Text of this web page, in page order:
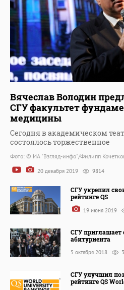
Вячеслав Володин
СГУ факультет
медицины
Сегодня в академическом
состоялось торжественное
Фото: © ИА "Взгляд-инфо"/Филипп
20 декабря 2019 9814
СГУ укрепил
рейтинге QS
19 июня 2019
СГУ приглашает
абитуриента
5 октября 2018
СГУ улучшил
рейтинге QS